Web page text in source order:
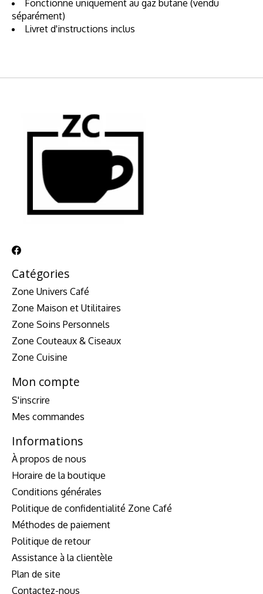
Fonctionne uniquement au gaz butane (vendu
séparément)
Livret d'instructions inclus
Catégories
Zone Univers Café
Zone Maison et Utilitaires
Zone Soins Personnels
Zone Couteaux & Ciseaux
Zone Cuisine
Mon compte
S'inscrire
Mes commandes
Informations
À propos de nous
Horaire de la boutique
Conditions générales
Politique de confidentialité Zone Café
Méthodes de paiement
Politique de retour
Assistance à la clientèle
Plan de site
Contactez-nous